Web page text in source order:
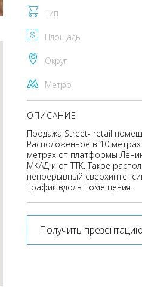
Тип
Площадь
Округ
Метро
ОПИСАНИЕ
Продажа Street- retail
Расположенное в 10
метрах от платформы
МКАД и от ТТК. Такое
непрерывный
трафик вдоль помещения.
Получить презентацию